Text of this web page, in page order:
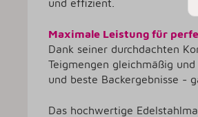
und effizient.
Maximale Leistung für
Dank seiner durchdachten
Teigmengen gleichmäßig
und beste Backergebnisse -
Das hochwertige